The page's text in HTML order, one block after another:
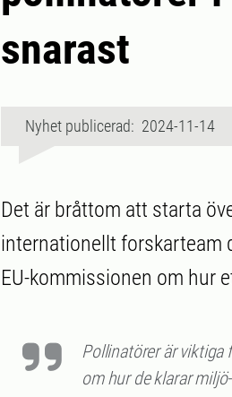
snarast
Nyhet publicerad: 2024-11-14
Det är bråttom att starta
internationellt forskarteam
EU-kommissionen om hur
Pollinatörer är
om hur de klarar